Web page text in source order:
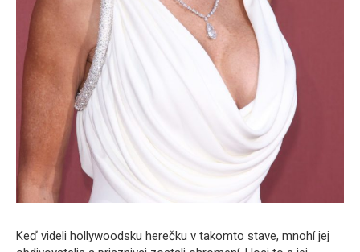
Keď videli hollywoodsku herečku v takomto stave, mnohí jej